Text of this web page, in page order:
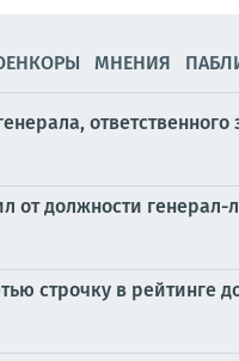
МНЕНИЯ
от должности генерал-
строчку в рейтинге